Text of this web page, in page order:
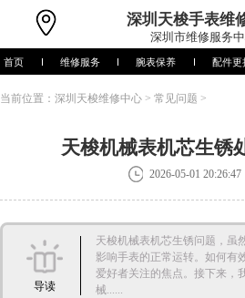
深圳 天梭手表维
深圳市维修服务
首页 维修服务 腕表保养 配件更
当前位置： 深圳天梭维修中心 > 常见问题 >
天梭机械表机芯生锈
2026-05-01 20:26:47
导读
天梭机械表机芯生锈问题，虽
影响手表的正常运转。如何有
爱好者关注的焦点。接下来，
械......